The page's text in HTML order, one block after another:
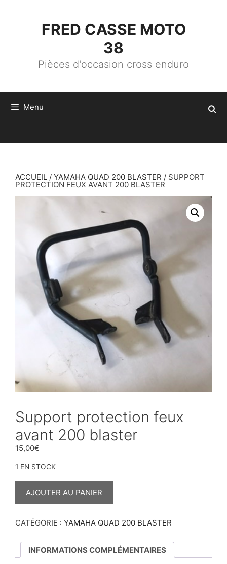
FRED CASSE MOTO
38
Pièces d'occasion cross enduro
Menu
ACCUEIL / YAMAHA QUAD 200 BLASTER / SUPPORT
PROTECTION FEUX AVANT 200 BLASTER
Support protection feux
avant 200 blaster
15,00€
1 EN STOCK
QUANTITÉ
AVANT
AJOUTER AU PANIER
CATÉGORIE : YAMAHA QUAD 200 BLASTER
INFORMATIONS COMPLÉMENTAIRES